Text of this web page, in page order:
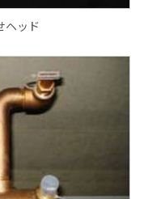
ヘッド